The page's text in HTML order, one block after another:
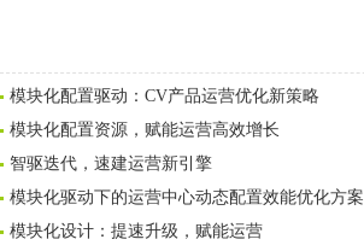
模块化配置驱动：CV产品运营优化新策略
模块化配置资源，赋能运营高效增长
智驱迭代，速建运营新引擎
模块化驱动下的运营中心动态配置效能优化方案
模块化设计：提速升级，赋能运营